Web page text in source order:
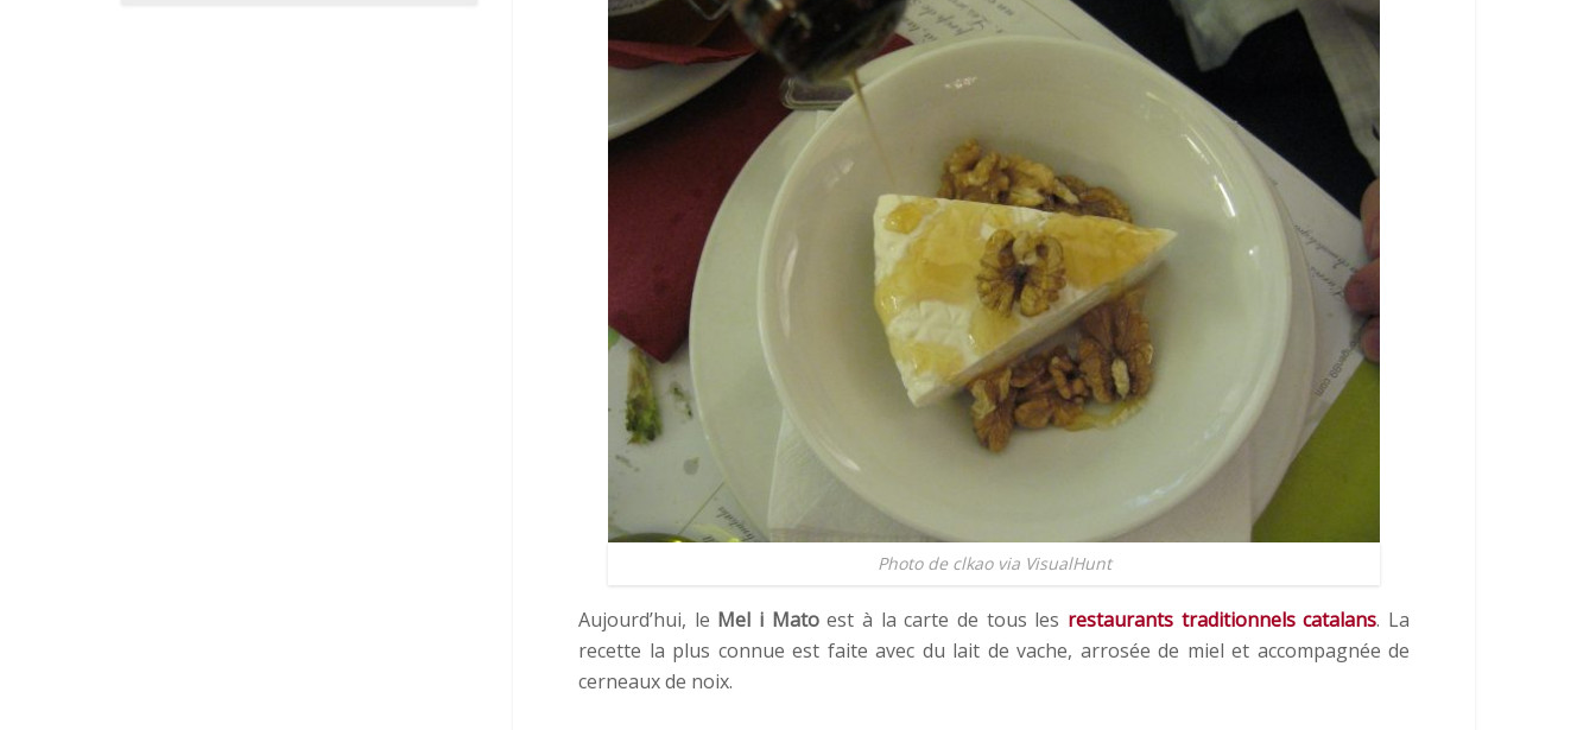
Photo de clkao via VisualHunt
Aujourd’hui, le Mel i Matoest à la carte de tous les restaurants traditionnels catalans. La
recette la plus connue est faite avec du lait de vache, arrosée de miel et accompagnée de
cerneaux de noix.